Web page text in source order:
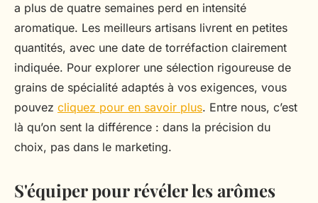
a plus de quatre semaines perd en intensité
aromatique. Les meilleurs artisans livrent en petites
quantités, avec une date de torréfaction clairement
indiquée. Pour explorer une sélection rigoureuse de
grains de spécialité adaptés à vos exigences, vous
pouvez cliquez pour en savoir plus. Entre nous, c’est
là qu’on sent la différence : dans la précision du
choix, pas dans le marketing.
S'équiper pour révéler les arômes